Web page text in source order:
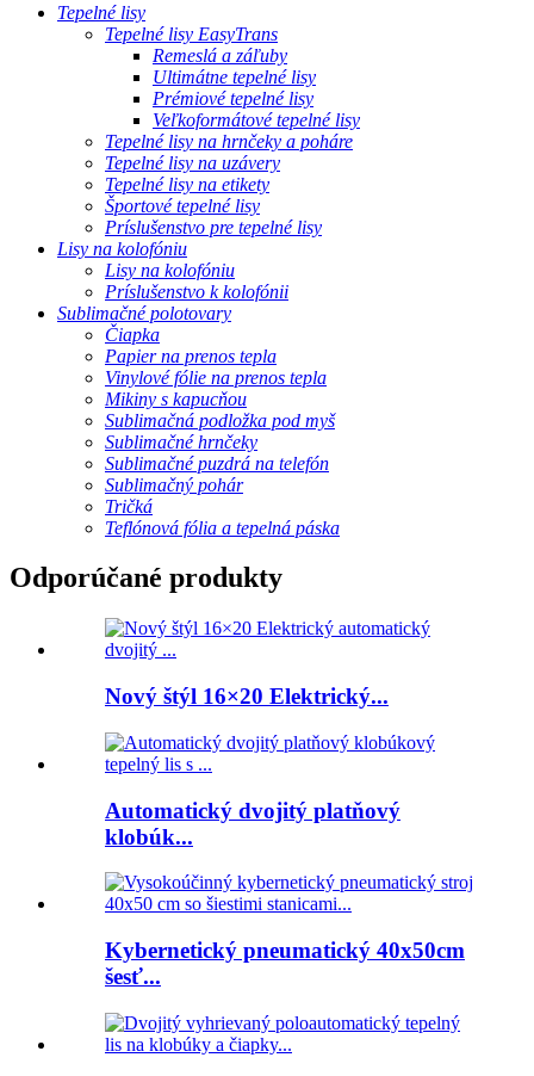
Tepelné lisy
Tepelné lisy EasyTrans
Remeslá a záľuby
Ultimátne tepelné lisy
Prémiové tepelné lisy
Veľkoformátové tepelné lisy
Tepelné lisy na hrnčeky a poháre
Tepelné lisy na uzávery
Tepelné lisy na etikety
Športové tepelné lisy
Príslušenstvo pre tepelné lisy
Lisy na kolofóniu
Lisy na kolofóniu
Príslušenstvo k kolofónii
Sublimačné polotovary
Čiapka
Papier na prenos tepla
Vinylové fólie na prenos tepla
Mikiny s kapucňou
Sublimačná podložka pod myš
Sublimačné hrnčeky
Sublimačné puzdrá na telefón
Sublimačný pohár
Tričká
Teflónová fólia a tepelná páska
Odporúčané produkty
Nový štýl 16×20 Elektrický...
Automatický dvojitý platňový
klobúk...
Kybernetický pneumatický 40x50cm
šesť...